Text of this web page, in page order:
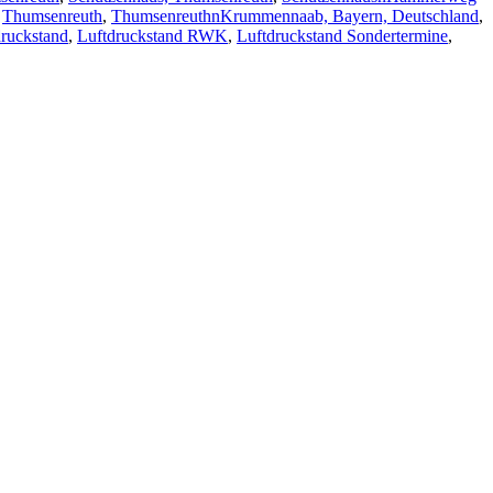
Thumsenreuth, ThumsenreuthnKrummennaab, Bayern, Deutschland,
, Luftdruckstand RWK, Luftdruckstand Sondertermine,